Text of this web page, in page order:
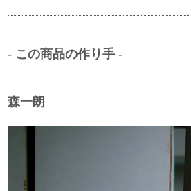
- この商品の作り手 -
森一朗